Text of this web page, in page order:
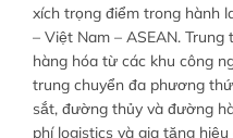
xích trọng điểm trong hành
– Việt Nam – ASEAN.
hàng hóa từ các khu công
trung chuyển đa phương
sắt, đường thủy và đường
phí logistics và gia tăng